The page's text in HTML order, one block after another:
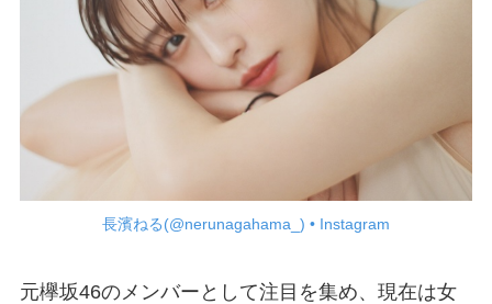
長濱ねる(@nerunagahama_) • Instagram
元欅坂46のメンバーとして注目を集め、現在は女